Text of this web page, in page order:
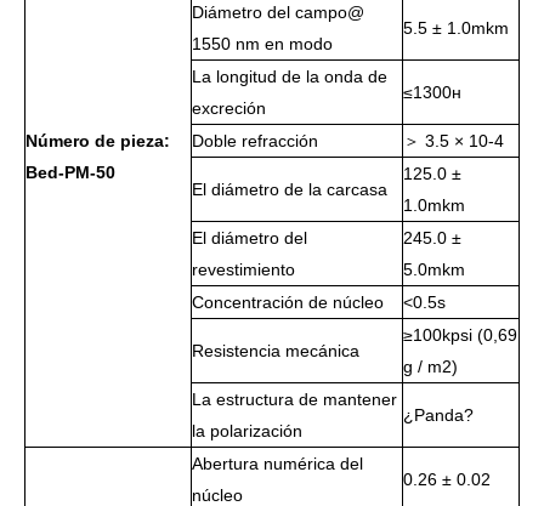
Número de pieza:
Bed-PM-50
Diámetro del campo@
1550 nm en modo
5.5 ± 1.0mkm
La longitud de la onda de
excreción
≤1300н
Doble refracción ＞ 3.5 × 10-4
El diámetro de la carcasa
125.0 ±
1.0mkm
El diámetro del
revestimiento
245.0 ±
5.0mkm
Concentración de núcleo
<0.5s
Resistencia mecánica
≥100kpsi (0,69
g / m2)
La estructura de mantener
la polarización
¿Panda?
Abertura numérica del
núcleo
0.26 ± 0.02